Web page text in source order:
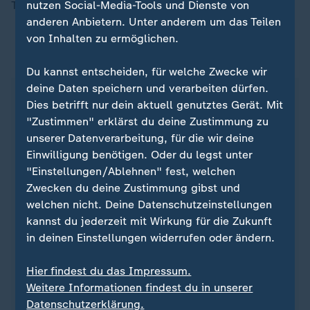
Taiwans offizieller Name - nicht als unabhängig an.
nutzen Social-Media-Tools und Dienste von
anderen Anbietern. Unter anderem um das Teilen
von Inhalten zu ermöglichen.
Du kannst entscheiden, für welche Zwecke wir
deine Daten speichern und verarbeiten dürfen.
Dies betrifft nur dein aktuell genutztes Gerät. Mit
"Zustimmen" erklärst du deine Zustimmung zu
unserer Datenverarbeitung, für die wir deine
Einwilligung benötigen. Oder du legst unter
"Einstellungen/Ablehnen" fest, welchen
Zwecken du deine Zustimmung gibst und
welchen nicht. Deine Datenschutzeinstellungen
kannst du jederzeit mit Wirkung für die Zukunft
in deinen Einstellungen widerrufen oder ändern.
Hier findest du das Impressum.
Weitere Informationen findest du in unserer
Datenschutzerklärung.